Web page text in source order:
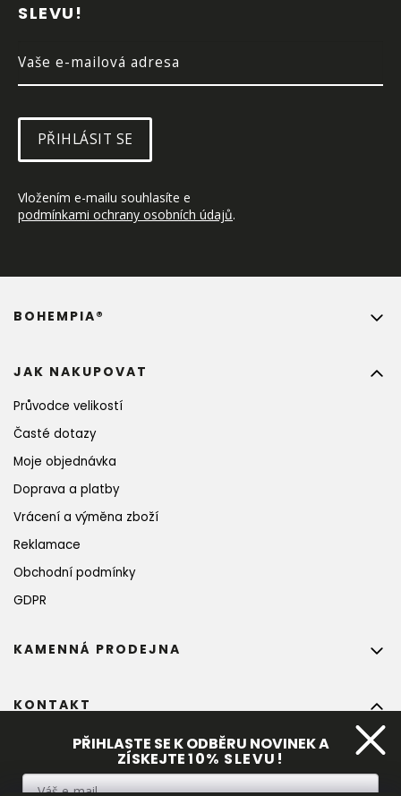
SLEVU!
PŘIHLÁSIT SE
Vložením e-mailu souhlasíte e
podmínkami ochrany osobních údajů.
JAK NAKUPOVAT
Průvodce velikostí
Časté dotazy
Moje objednávka
Doprava a platby
Vrácení a výměna zboží
Reklamace
Obchodní podmínky
GDPR
BOHEMPIA®
KONTAKT
bohempia.com
+420 773 475 559
KAMENNÁ PRODEJNA
PŘIHLASTE SE K ODBĚRU NOVINEK A
ZÍSKEJTE10% SLEVU!